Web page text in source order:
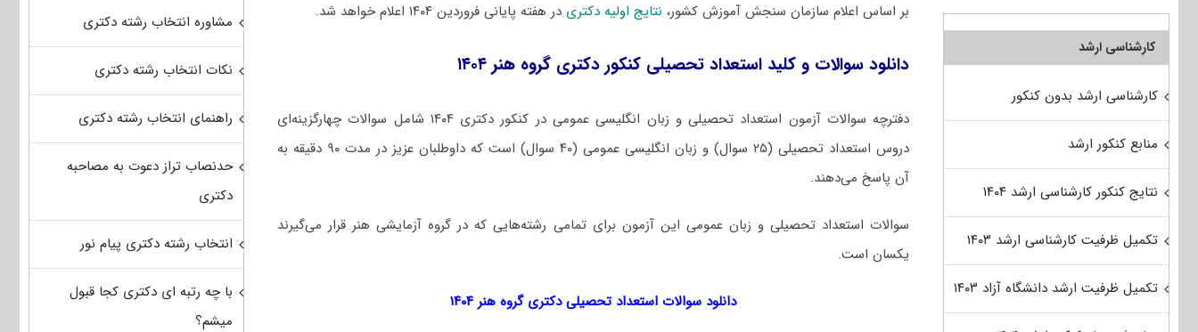
بر اساس اعلام سازمان سنجش آموزش کشور، نتایج اولیه دکتری در هفته پایانی فروردین ۱۴۰۴ اعلام خواهد شد.
دانلود سوالات و کلید استعداد تحصیلی کنکور دکتری گروه هنر ۱۴۰۴
دفترچه سوالات آزمون استعداد تحصیلی و زبان انگلیسی عمومی در کنکور دکتری ۱۴۰۴ شامل سوالات چهارگزینه‌ای
دروس استعداد تحصیلی (۲۵ سوال) و زبان انگلیسی عمومی (۴۰ سوال) است که داوطلبان عزیز در مدت ۹۰ دقیقه به
آن پاسخ می‌دهند.
سوالات استعداد تحصیلی و زبان عمومی این آزمون برای تمامی رشته‌هایی که در گروه آزمایشی هنر قرار می‌گیرند
یکسان است.
دانلود سوالات استعداد تحصیلی دکتری گروه هنر ۱۴۰۴
مشاوره انتخاب رشته دکتری
نکات انتخاب رشته دکتری
راهنمای انتخاب رشته دکتری
حدنصاب تراز دعوت به مصاحبه
دکتری
انتخاب رشته دکتری پیام نور
با چه رتبه ای دکتری کجا قبول
میشم؟
کارشناسی ارشد
کارشناسی ارشد بدون کنکور
منابع کنکور ارشد
نتایج کنکور کارشناسی ارشد ۱۴۰۴
تکمیل ظرفیت کارشناسی ارشد ۱۴۰۳
تکمیل ظرفیت ارشد دانشگاه آزاد ۱۴۰۳